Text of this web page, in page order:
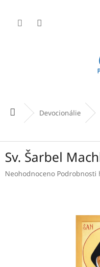
obsah
Domů Devocionálie
Sv. Šarbel
Průměrné
Neohodnoceno Podrobnosti